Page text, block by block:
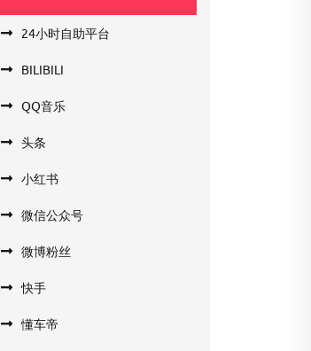
24小时自助平台
BILIBILI
QQ音乐
头条
小红书
微信公众号
微博粉丝
快手
懂车帝